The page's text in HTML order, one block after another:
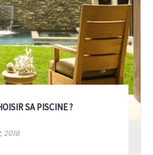
SA PISCINE ?
2018